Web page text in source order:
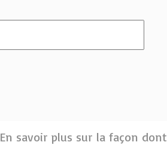
En savoir plus sur la façon dont